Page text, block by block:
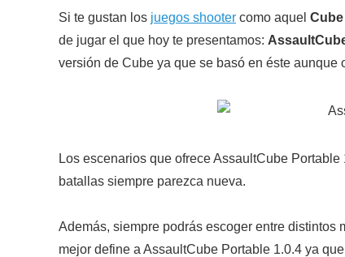
Si te gustan los juegos shooter como aquel Cube
de jugar el que hoy te presentamos:
versión de Cube ya que se basó en éste
Los escenarios que ofrece AssaultCube
batallas siempre parezca nueva.
Además, siempre podrás escoger entre distintos
mejor define a AssaultCube Portable 1.0.4 ya